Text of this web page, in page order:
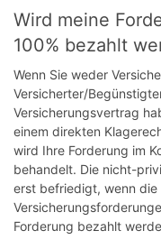
Wird meine
100% bezahlt
Wenn Sie weder
Versicherter/
Versicherungsvertrag
einem direkten
wird Ihre Forderung im
behandelt. Die nicht-
erst befriedigt, wenn die
Forderung bezahlt